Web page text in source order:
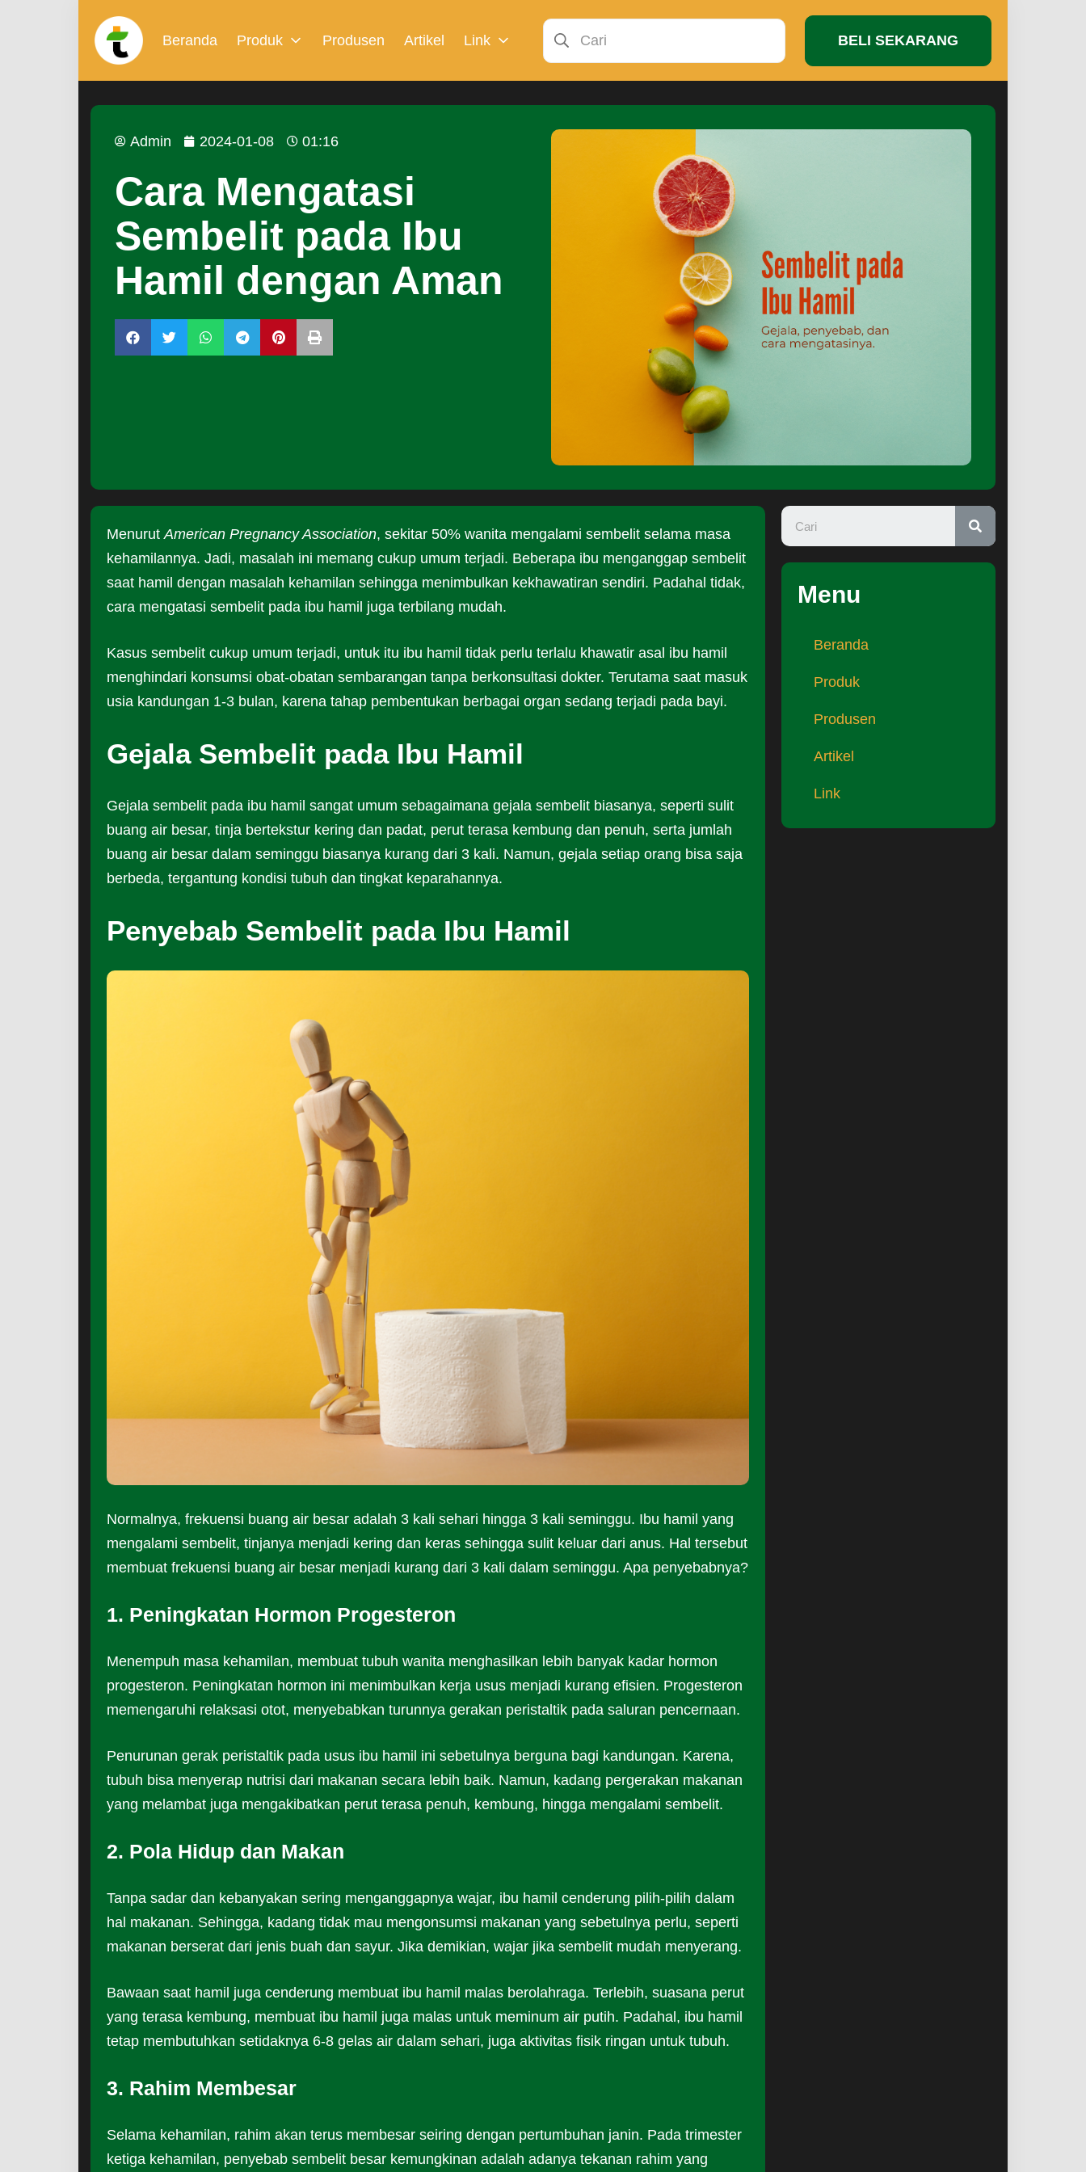
Beranda Produk Produsen Artikel Link BELI SEKARANG
Admin 2024-01-08 01:16
Cara Mengatasi
Sembelit pada Ibu
Hamil dengan Aman
MenurutAmerican Pregnancy Association, sekitar 50% wanita mengalami sembelit selama masa
kehamilannya. Jadi, masalah ini memang cukup umum terjadi. Beberapa ibu menganggap sembelit
saat hamil dengan masalah kehamilan sehingga menimbulkan kekhawatiran sendiri. Padahal tidak,
cara mengatasi sembelit pada ibu hamil juga terbilang mudah.
Kasus sembelit cukup umum terjadi, untuk itu ibu hamil tidak perlu terlalu khawatir asal ibu hamil
menghindari konsumsi obat-obatan sembarangan tanpa berkonsultasi dokter. Terutama saat masuk
usia kandungan 1-3 bulan, karena tahap pembentukan berbagai organ sedang terjadi pada bayi.
Gejala Sembelit pada Ibu Hamil
Gejala sembelit pada ibu hamil sangat umum sebagaimana gejala sembelit biasanya, seperti sulit
buang air besar, tinja bertekstur kering dan padat, perut terasa kembung dan penuh, serta jumlah
buang air besar dalam seminggu biasanya kurang dari 3 kali. Namun, gejala setiap orang bisa saja
berbeda, tergantung kondisi tubuh dan tingkat keparahannya.
Penyebab Sembelit pada Ibu Hamil
Normalnya, frekuensi buang air besar adalah 3 kali sehari hingga 3 kali seminggu. Ibu hamil yang
mengalami sembelit, tinjanya menjadi kering dan keras sehingga sulit keluar dari anus. Hal tersebut
membuat frekuensi buang air besar menjadi kurang dari 3 kali dalam seminggu. Apa penyebabnya?
1. Peningkatan Hormon Progesteron
Menempuh masa kehamilan, membuat tubuh wanita menghasilkan lebih banyak kadar hormon
progesteron. Peningkatan hormon ini menimbulkan kerja usus menjadi kurang efisien. Progesteron
memengaruhi relaksasi otot, menyebabkan turunnya gerakan peristaltik pada saluran pencernaan.
Penurunan gerak peristaltik pada usus ibu hamil ini sebetulnya berguna bagi kandungan. Karena,
tubuh bisa menyerap nutrisi dari makanan secara lebih baik. Namun, kadang pergerakan makanan
yang melambat juga mengakibatkan perut terasa penuh, kembung, hingga mengalami sembelit.
2. Pola Hidup dan Makan
Tanpa sadar dan kebanyakan sering menganggapnya wajar, ibu hamil cenderung pilih-pilih dalam
hal makanan. Sehingga, kadang tidak mau mengonsumsi makanan yang sebetulnya perlu, seperti
makanan berserat dari jenis buah dan sayur. Jika demikian, wajar jika sembelit mudah menyerang.
Bawaan saat hamil juga cenderung membuat ibu hamil malas berolahraga. Terlebih, suasana perut
yang terasa kembung, membuat ibu hamil juga malas untuk meminum air putih. Padahal, ibu hamil
tetap membutuhkan setidaknya 6-8 gelas air dalam sehari, juga aktivitas fisik ringan untuk tubuh.
3. Rahim Membesar
Selama kehamilan, rahim akan terus membesar seiring dengan pertumbuhan janin. Pada trimester
ketiga kehamilan, penyebab sembelit besar kemungkinan adalah adanya tekanan rahim yang
Menu
Beranda
Produk
Produsen
Artikel
Link